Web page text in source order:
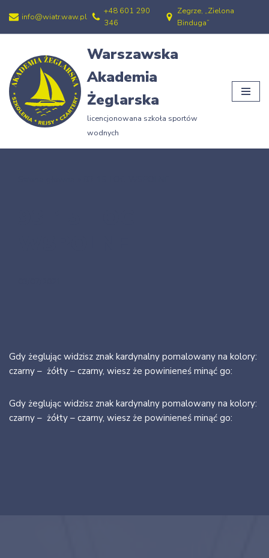
Przejdź
treści
info@wiatr.waw.pl
+48 601 290
346
Zegrze, „Zielona
Binduga”
Warszawska
Akademia
Żeglarska
licencjonowana szkoła sportów
wodnych
Gdy żeglując widzisz znak kardynalny pomalowany na kolory:
czarny – żółty – czarny, wiesz że powinieneś minąć go:
Gdy żeglując widzisz znak kardynalny pomalowany na kolory:
czarny – żółty – czarny, wiesz że powinieneś minąć go: